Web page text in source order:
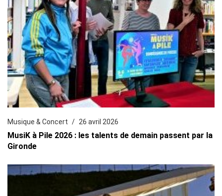
Musique & Concert 26 avril 2026
MusiK à Pile 2026 : les talents de demain passent par la
Gironde